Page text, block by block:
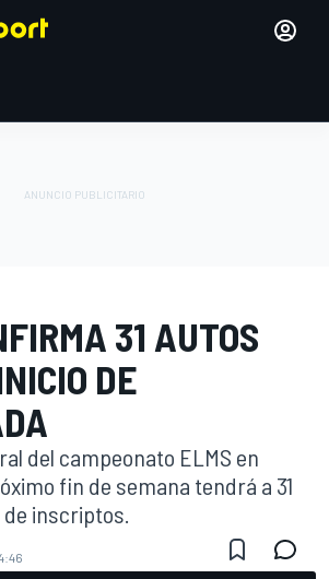
31 AUTOS
DE
del campeonato ELMS en
fin de semana tendrá a 31
inscriptos.